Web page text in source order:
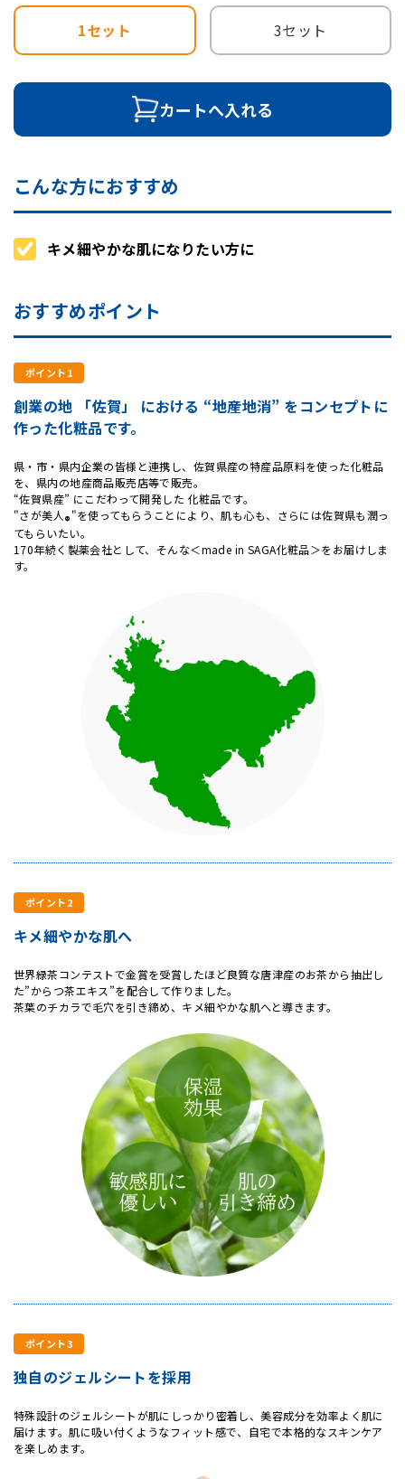
1セット 3セット
カートへ入れる
こんな方におすすめ
キメ細やかな肌になりたい方に
おすすめポイント
ポイント1
創業の地 「佐賀」 における “地産地消” をコンセプトに
作った化粧品です。
県・市・県内企業の皆様と連携し、佐賀県産の特産品原料を使った化粧品
を、県内の地産商品販売店等で販売。
“佐賀県産” にこだわって開発した 化粧品です。
"さが美人®"を使ってもらうことにより、肌も心も、さらには佐賀県も潤っ
てもらいたい。
170年続く製薬会社として、そんな＜made in SAGA化粧品＞をお届けしま
す。
ポイント2
キメ細やかな肌へ
世界緑茶コンテストで金賞を受賞したほど良質な唐津産のお茶から抽出し
た”からつ茶エキス”を配合して作りました。
茶葉のチカラで毛穴を引き締め、キメ細やかな肌へと導きます。
ポイント3
独自のジェルシートを採用
特殊設計のジェルシートが肌にしっかり密着し、美容成分を効率よく肌に
届けます。肌に吸い付くようなフィット感で、自宅で本格的なスキンケア
を楽しめます。